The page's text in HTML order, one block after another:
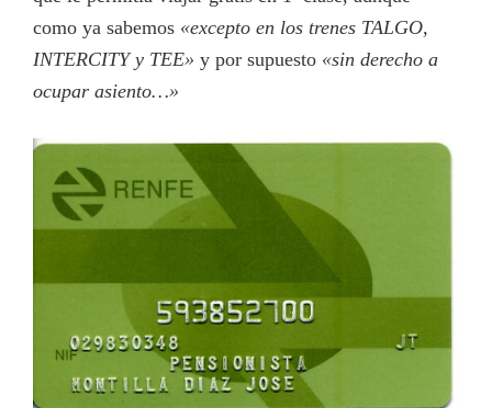
como ya sabemos «excepto en los trenes TALGO,
INTERCITY y TEE» y por supuesto «sin derecho a
ocupar asiento…»